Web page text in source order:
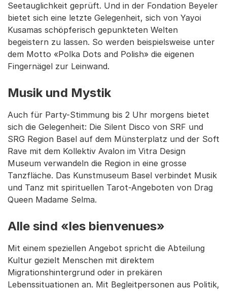
Seetauglichkeit geprüft. Und in der Fondation Beyeler
bietet sich eine letzte Gelegenheit, sich von Yayoi
Kusamas schöpferisch gepunkteten Welten
begeistern zu lassen. So werden beispielsweise unter
dem Motto «Polka Dots and Polish» die eigenen
Fingernägel zur Leinwand.
Musik und Mystik
Auch für Party-Stimmung bis 2 Uhr morgens bietet
sich die Gelegenheit: Die Silent Disco von SRF und
SRG Region Basel auf dem Münsterplatz und der Soft
Rave mit dem Kollektiv Avalon im Vitra Design
Museum verwandeln die Region in eine grosse
Tanzfläche. Das Kunstmuseum Basel verbindet Musik
und Tanz mit spirituellen Tarot-Angeboten von Drag
Queen Madame Selma.
Alle sind «les bienvenues»
Mit einem speziellen Angebot spricht die Abteilung
Kultur gezielt Menschen mit direktem
Migrationshintergrund oder in prekären
Lebenssituationen an. Mit Begleitpersonen aus Politik,